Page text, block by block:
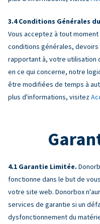
Conditions Générales
Vous acceptez à tout
conditions générales,
rapportant à, votre utilisation
en ce qui concerne, notre
être modifiées de temps à
plus d'informations, visitez
Garantie Limitée.
fonctionne dans le but de
votre site web. Donorbox
services de garantie si un
dysfonctionnement du